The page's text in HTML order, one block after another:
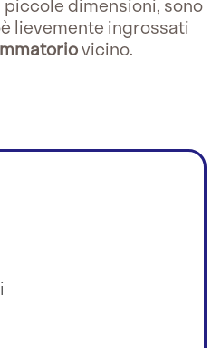
lievemente ingrossati
vicino.